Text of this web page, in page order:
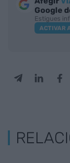
Google
Estigues
ACTIVAR